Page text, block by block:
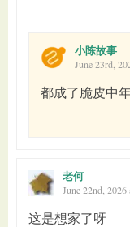
小陈故事
June 23rd,
都成了脆皮中
老何
June 22nd, 2026
这是想家了呀